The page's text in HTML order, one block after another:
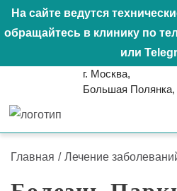
На сайте ведутся
обращайтесь в клинику по
или
г. Москва,
Большая Полянка,
Главная / Лечение